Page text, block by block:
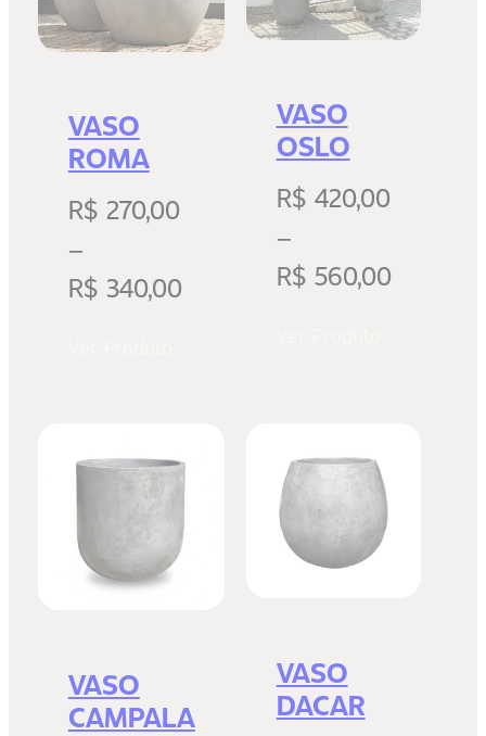
VASO
ROMA
R$270,00
–
R$340,00
VASO
OSLO
R$420,00
–
R$560,00
VASO
CAMPALA
VASO
DACAR